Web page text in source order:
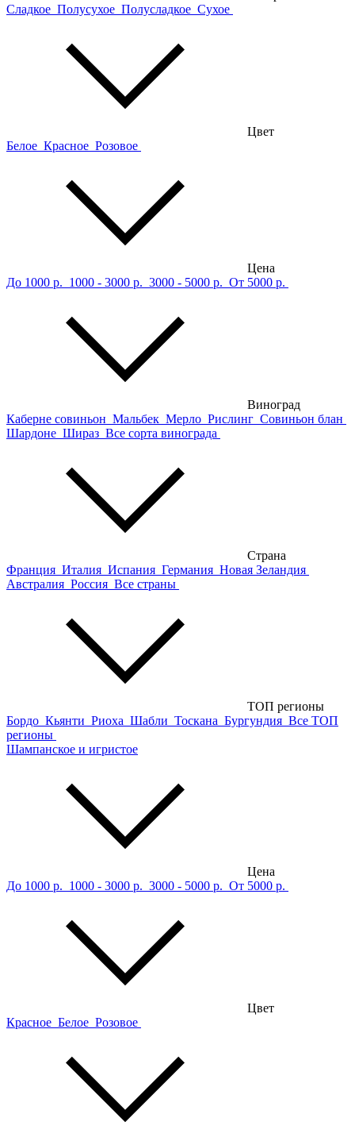
Сладкое Полусухое Полусладкое Сухое
Цвет
Белое Красное Розовое
Цена
До 1000 р. 1000 - 3000 р. 3000 - 5000 р. От 5000 р.
Виноград
Каберне совиньон Мальбек Мерло Рислинг Совиньон блан
Шардоне Шираз Все сорта винограда
Страна
Франция Италия Испания Германия Новая Зеландия
Австралия Россия Все страны
ТОП регионы
Бордо Кьянти Риоха Шабли Тоскана Бургундия Все ТОП
регионы
Шампанское и игристое
Цена
До 1000 р. 1000 - 3000 р. 3000 - 5000 р. От 5000 р.
Цвет
Красное Белое Розовое